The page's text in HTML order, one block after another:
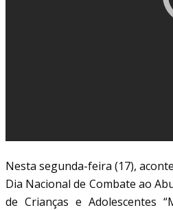
Nesta segunda-feira (17),
Dia Nacional de Combate ao
de Crianças e Adolescentes